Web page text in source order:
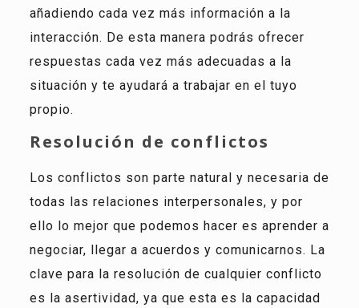
añadiendo cada vez más información a la
interacción. De esta manera podrás ofrecer
respuestas cada vez más adecuadas a la
situación y te ayudará a trabajar en el tuyo
propio.
Resolución de conflictos
Los conflictos son parte natural y necesaria de
todas las relaciones interpersonales, y por
ello lo mejor que podemos hacer es aprender a
negociar, llegar a acuerdos y comunicarnos. La
clave para la resolución de cualquier conflicto
es la asertividad, ya que esta es la capacidad